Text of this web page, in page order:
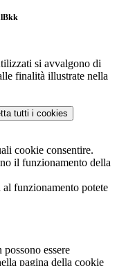
si avvalgono di
finalità illustrate nella
tutti i cookies
cookie consentire.
il funzionamento della
al funzionamento potete
essere
pagina della cookie